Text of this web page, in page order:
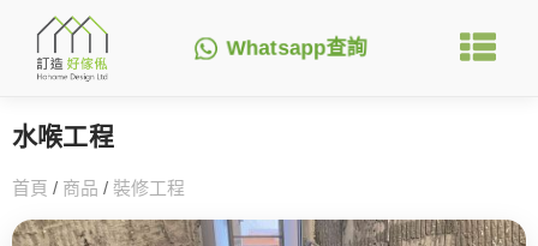
Whatsapp查詢
水喉工程
首頁 / 商品 / 裝修工程